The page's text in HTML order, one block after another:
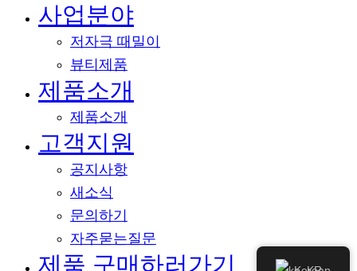
사업분야
저자극 때밀이
뷰티제품
제품소개
제품소개
고객지원
공지사항
새소식
문의하기
자주묻는질문
제품 구매하러가기